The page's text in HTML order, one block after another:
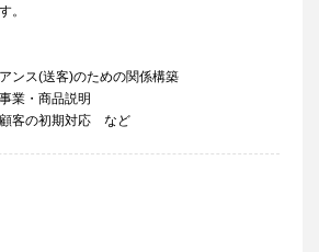
。
ンス(送客)のための関係構築
業・商品説明
顧客の初期対応 など